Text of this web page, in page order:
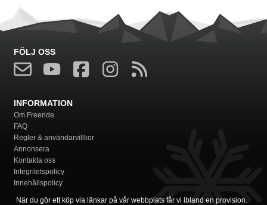
FÖLJ OSS
INFORMATION
Om Freeride
FAQ
Regler & användarvillkor
Annonsera
Kontakta oss
Integritetspolicy
Innehållspolicy
När du gör ett köp via länkar på vår webbplats får vi ibland en provision.